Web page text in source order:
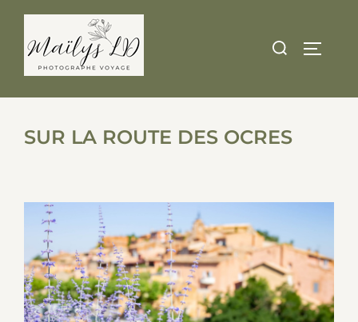
content
Search
SUR LA ROUTE DES OCRES